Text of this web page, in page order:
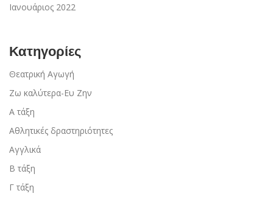
Ιανουάριος 2022
Κατηγορίες
Θεατρική Αγωγή
Ζω καλύτερα-Ευ Ζην
Α τάξη
Αθλητικές δραστηριότητες
Αγγλικά
Β τάξη
Γ τάξη